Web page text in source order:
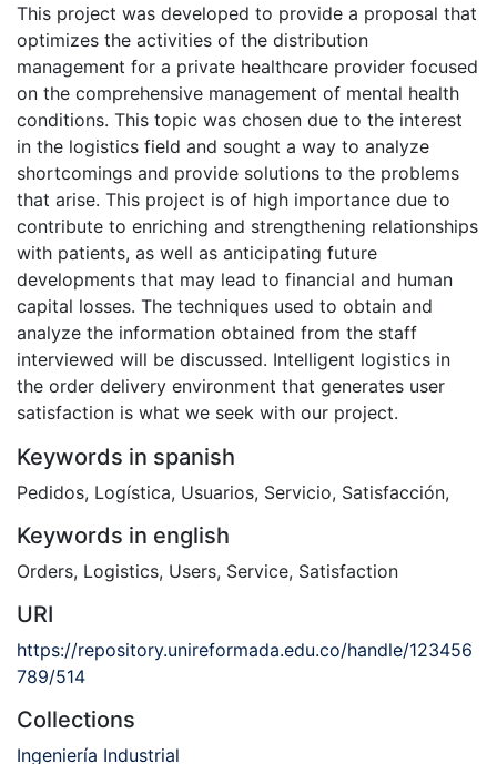
This project was developed to provide a proposal that
optimizes the activities of the distribution
management for a private healthcare provider focused
on the comprehensive management of mental health
conditions. This topic was chosen due to the interest
in the logistics field and sought a way to analyze
shortcomings and provide solutions to the problems
that arise. This project is of high importance due to
contribute to enriching and strengthening relationships
with patients, as well as anticipating future
developments that may lead to financial and human
capital losses. The techniques used to obtain and
analyze the information obtained from the staff
interviewed will be discussed. Intelligent logistics in
the order delivery environment that generates user
satisfaction is what we seek with our project.
Keywords in spanish
Pedidos, Logística, Usuarios, Servicio, Satisfacción,
Keywords in english
Orders, Logistics, Users, Service, Satisfaction
URI
https://repository.unireformada.edu.co/handle/123456
789/514
Collections
Ingeniería Industrial